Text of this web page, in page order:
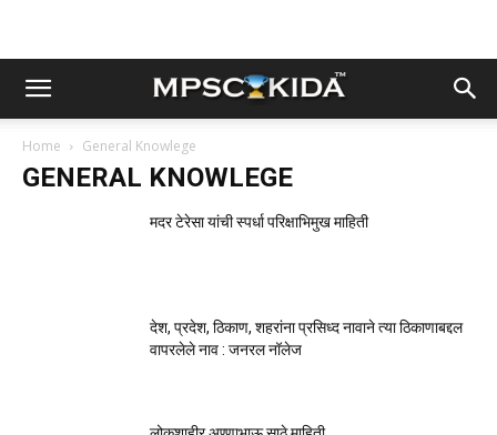
Home General Knowlege
GENERAL KNOWLEGE
मदर टेरेसा यांची स्पर्धा परिक्षाभिमुख माहिती
देश, प्रदेश, ठिकाण, शहरांना प्रसिध्द नावाने त्या ठिकाणाबद्दल
वापरलेले नाव : जनरल नॉलेज